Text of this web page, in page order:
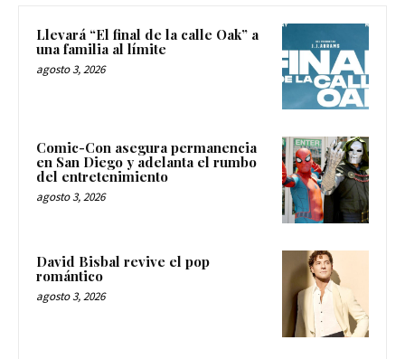
Llevará “El final de la calle Oak” a
una familia al límite
agosto 3, 2026
Comic-Con asegura permanencia
en San Diego y adelanta el rumbo
del entretenimiento
agosto 3, 2026
David Bisbal revive el pop
romántico
agosto 3, 2026